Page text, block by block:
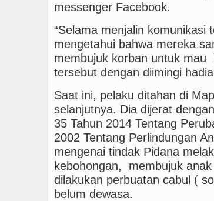
messenger Facebook.
“Selama menjalin
mengetahui bahwa mereka
membujuk korban untuk mau
tersebut dengan diimingi
Saat ini, pelaku ditahan di
selanjutnya. Dia dijerat
35 Tahun 2014 Tentang
2002 Tentang Perlindungan
mengenai tindak Pidana
kebohongan, membujuk
dilakukan perbuatan cabul (
belum dewasa.